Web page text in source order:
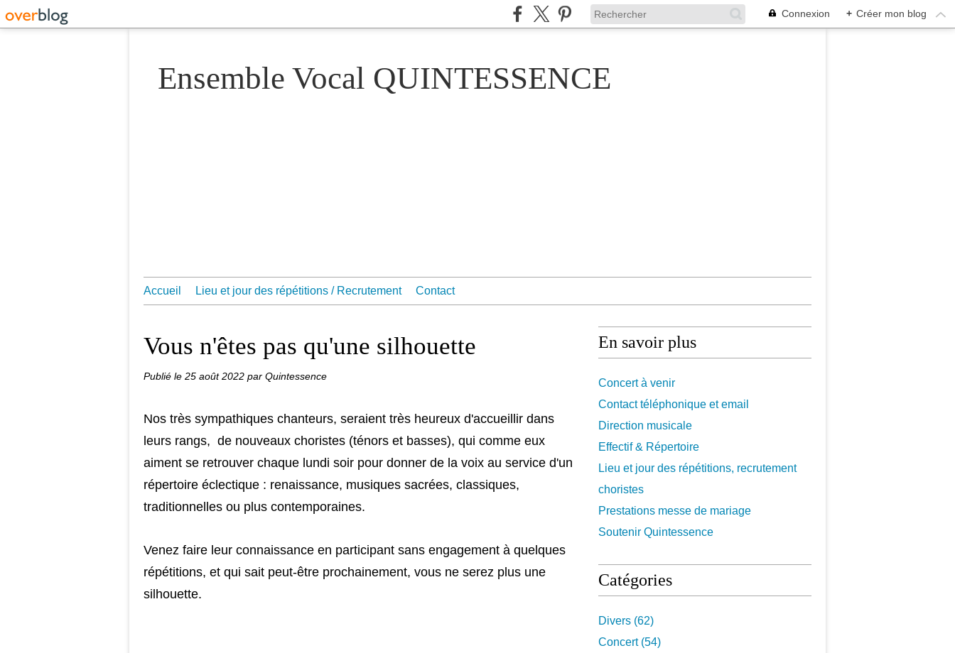
Connexion + Créer mon blog
Ensemble Vocal QUINTESSENCE
Accueil Lieu et jour des répétitions / Recrutement Contact
Vous n'êtes pas qu'une silhouette
Publié le 25 août 2022 par Quintessence
Nos très sympathiques chanteurs, seraient très heureux d'accueillir dans
leurs rangs, de nouveaux choristes (ténors et basses), qui comme eux
aiment se retrouver chaque lundi soir pour donner de la voix au service d'un
répertoire éclectique : renaissance, musiques sacrées, classiques,
traditionnelles ou plus contemporaines.
Venez faire leur connaissance en participant sans engagement à quelques
répétitions, et qui sait peut-être prochainement, vous ne serez plus une
silhouette.
En savoir plus
Concert à venir
Contact téléphonique et email
Direction musicale
Effectif & Répertoire
Lieu et jour des répétitions, recrutement
choristes
Prestations messe de mariage
Soutenir Quintessence
Catégories
Divers (62)
Concert(54)